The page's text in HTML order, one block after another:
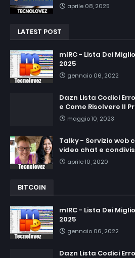
aprile 08, 2025
LATEST POST
mIRC - Lista Dei
2025
gennaio 06, 2022
Dazn Lista Codici
e Come Risolvere Il
maggio 10, 2023
Talky - Servizio web
video chat e
aprile 10, 2020
BITCOIN
mIRC - Lista Dei
2025
gennaio 06, 2022
Dazn Lista Codici